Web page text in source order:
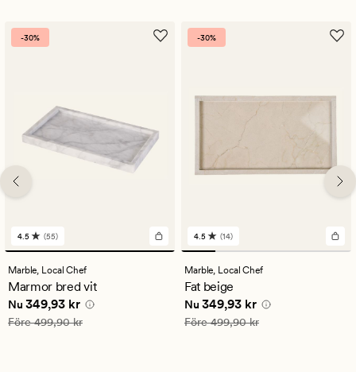
-30%
55
omdömen
med
ett
genomsnittligt
betyg
på
4.5
4.5 (55)
Marble, Local Chef
Marmor bred vit
Nuvarande pris
Nu 349,93 kr
Ordinarie pris 499,90 kr
Före499,90 kr
-30%
14
omdömen
med
ett
genomsnittligt
betyg
på
4.5
4.5 (14)
Marble, Local Chef
Fat beige
Nuvarande pris
Nu 349,93 kr
Ordinarie pris 499,90 kr
Före499,90 kr